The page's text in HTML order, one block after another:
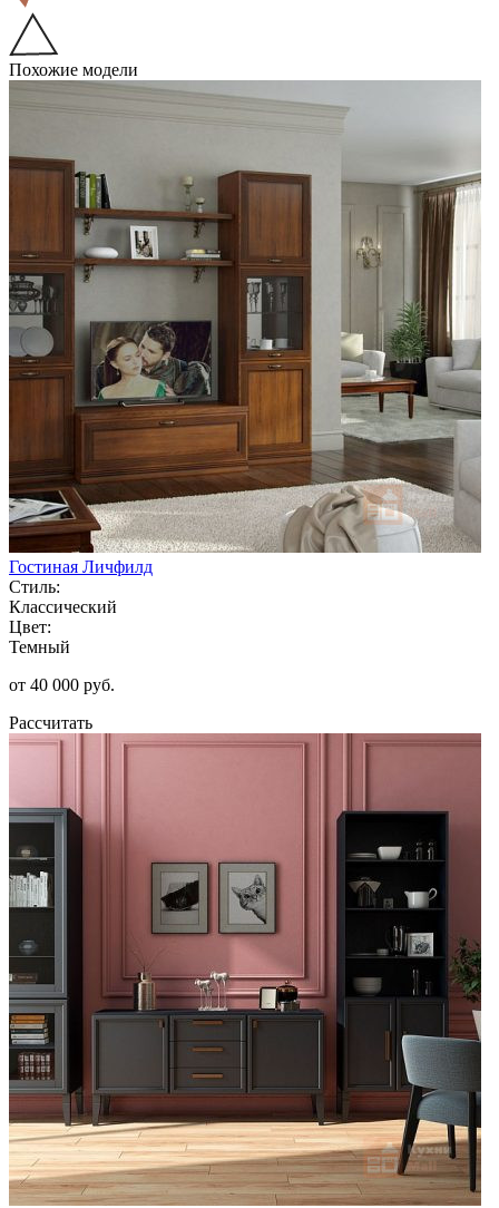
Похожие модели
Гостиная Личфилд
Стиль:
Классический
Цвет:
Темный
от 40 000 руб.
Рассчитать